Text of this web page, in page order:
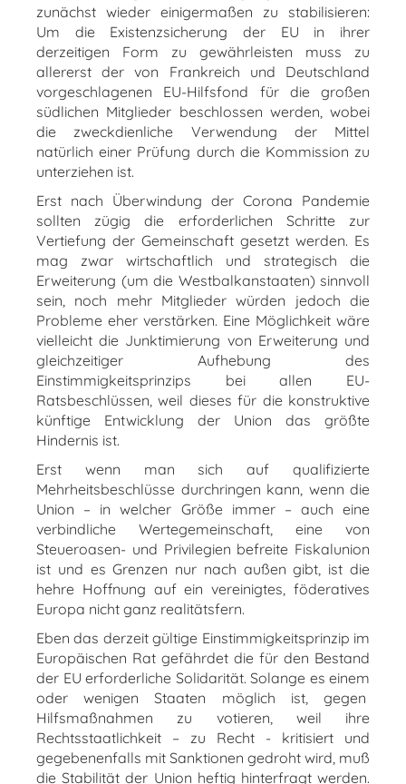
zunächst wieder einigermaßen zu stabilisieren:
Um die Existenzsicherung der EU in ihrer
derzeitigen Form zu gewährleisten muss zu
allererst der von Frankreich und Deutschland
vorgeschlagenen EU-Hilfsfond für die großen
südlichen Mitglieder beschlossen werden, wobei
die zweckdienliche Verwendung der Mittel
natürlich einer Prüfung durch die Kommission zu
unterziehen ist.
Erst nach Überwindung der Corona Pandemie
sollten zügig die erforderlichen Schritte zur
Vertiefung der Gemeinschaft gesetzt werden. Es
mag zwar wirtschaftlich und strategisch die
Erweiterung (um die Westbalkanstaaten) sinnvoll
sein, noch mehr Mitglieder würden jedoch die
Probleme eher verstärken. Eine Möglichkeit wäre
vielleicht die Junktimierung von Erweiterung und
gleichzeitiger Aufhebung des
Einstimmigkeitsprinzips bei allen EU-
Ratsbeschlüssen, weil dieses für die konstruktive
künftige Entwicklung der Union das größte
Hindernis ist.
Erst wenn man sich auf qualifizierte
Mehrheitsbeschlüsse durchringen kann, wenn die
Union – in welcher Größe immer – auch eine
verbindliche Wertegemeinschaft, eine von
Steueroasen- und Privilegien befreite Fiskalunion
ist und es Grenzen nur nach außen gibt, ist die
hehre Hoffnung auf ein vereinigtes, föderatives
Europa nicht ganz realitätsfern.
Eben das derzeit gültige Einstimmigkeitsprinzip im
Europäischen Rat gefährdet die für den Bestand
der EU erforderliche Solidarität. Solange es einem
oder wenigen Staaten möglich ist, gegen
Hilfsmaßnahmen zu votieren, weil ihre
Rechtsstaatlichkeit – zu Recht - kritisiert und
gegebenenfalls mit Sanktionen gedroht wird, muß
die Stabilität der Union heftig hinterfragt werden.